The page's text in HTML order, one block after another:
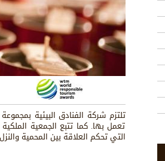
تلتزم شركة الفنادق البيئية
تعمل بها. كما تتبع الجمعية
التي تحكم العلاقة بين المحمية